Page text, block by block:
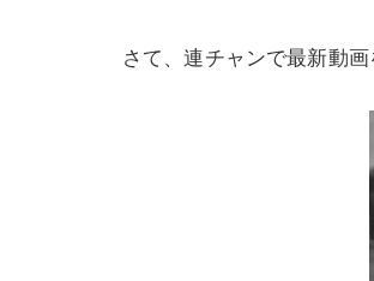
さて、連チャンで最新動画